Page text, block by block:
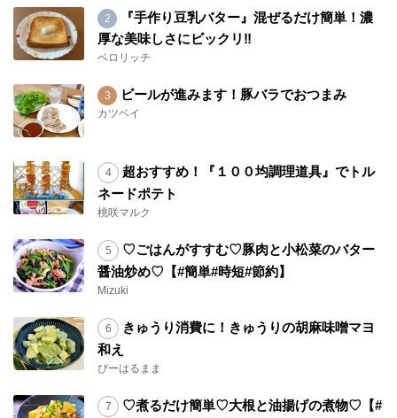
『手作り豆乳バター』混ぜるだけ簡単！濃
厚な美味しさにビックリ‼︎
ベロリッチ
ビールが進みます！豚バラでおつまみ
カツベイ
超おすすめ！『１００均調理道具』でトル
ネードポテト
桃咲マルク
♡ごはんがすすむ♡豚肉と小松菜のバター
醤油炒め♡【#簡単#時短#節約】
Mizuki
きゅうり消費に！きゅうりの胡麻味噌マヨ
和え
ぴーはるまま
♡煮るだけ簡単♡大根と油揚げの煮物♡【#